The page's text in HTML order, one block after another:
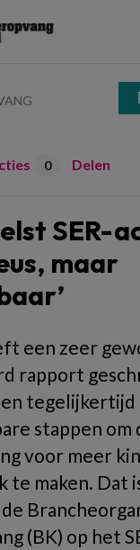
0 Delen
SER-
maar
een zeer
rapport
tegelijkertijd
stappen om
voor meer
te maken. Dat
(BK) op het